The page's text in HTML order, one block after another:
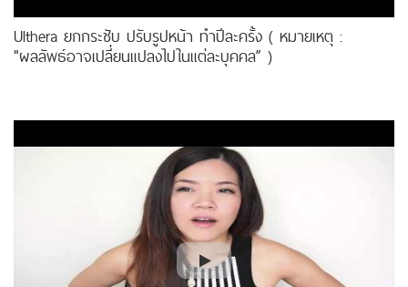
Ulthera ยกกระชับ ปรับรูปหน้า ทำปีละครั้ง ( หมายเหตุ :
"ผลลัพธ์อาจเปลี่ยนแปลงไปในแต่ละบุคคล” )